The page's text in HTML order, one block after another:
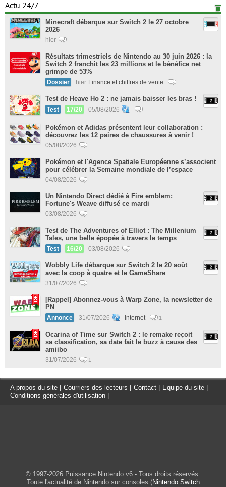
Actu 24/7
Minecraft débarque sur Switch 2 le 27 octobre
2026
hier
Résultats trimestriels de Nintendo au 30 juin 2026 : la
Switch 2 franchit les 23 millions et le bénéfice net
grimpe de 53%
Dossier hier Finance et chiffres de vente
Test de Heave Ho 2 : ne jamais baisser les bras !
Test 17/20 05/08/2026
Pokémon et Adidas présentent leur collaboration :
découvrez les 12 paires de chaussures à venir !
05/08/2026
Pokémon et l'Agence Spatiale Européenne s’associent
pour célébrer la Semaine mondiale de l’espace
04/08/2026
Un Nintendo Direct dédié à Fire emblem:
Fortune's Weave diffusé ce mardi
03/08/2026
Test de The Adventures of Elliot : The Millenium
Tales, une belle épopée à travers le temps
Test 16/20 03/08/2026
Wobbly Life débarque sur Switch 2 le 20 août
avec la coop à quatre et le GameShare
31/07/2026
[Rappel] Abonnez-vous à Warp Zone, la newsletter de
PN
Annonce 31/07/2026 Internet 1
Ocarina of Time sur Switch 2 : le remake reçoit
sa classification, sa date fait le buzz à cause des
amiibo
31/07/2026 1
A propos du site Courriers des lecteurs Contact Equipe du site
Conditions générales d'utilisation
© 1997-2026 Puissance Nintendo v6 - Tous droits réservés.
Toute l'actualité de Nintendo sur consoles (Nintendo Switch